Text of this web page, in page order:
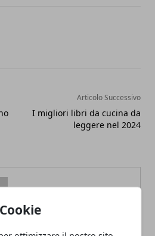
Articolo Successivo
I migliori libri da cucina da
leggere nel 2024
Redazione